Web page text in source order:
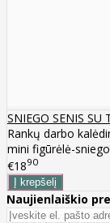
SNIEGO SENIS SU
Rankų darbo
mini figūrėlė-
€1890
Naujienlaiškio